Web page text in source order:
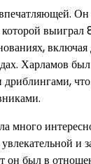
Он
выиграл
Харламов
много
он был в